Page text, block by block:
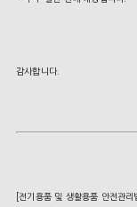
감사합니다.
[전기용품 및 생활용품 안전관리